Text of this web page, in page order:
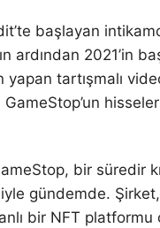
başlayan
ardından 2021’in
yapan tartışmalı
bir süredir
gündemde. Şirket,
bir NFT platformu